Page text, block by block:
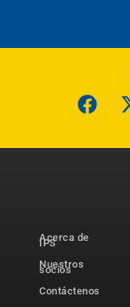
Acerca de
IPS
Nuestros
socios
Contáctenos